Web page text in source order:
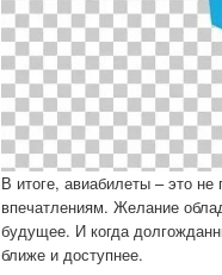
В итоге, авиабилеты – это
впечатлениям. Желание
будущее. И когда
ближе и доступнее.